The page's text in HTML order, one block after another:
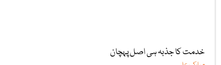
خدمت کا جذبہ ہی اصل پہچان